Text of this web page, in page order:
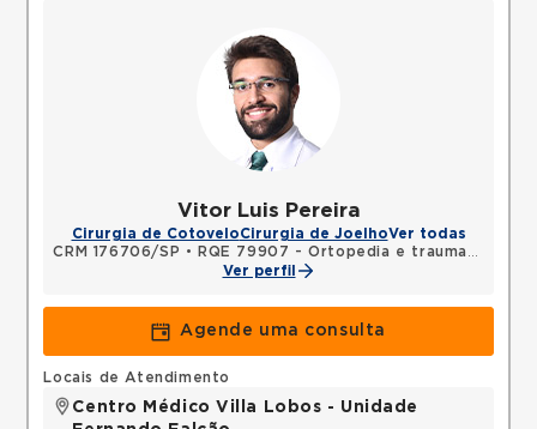
Vitor Luis Pereira
Cirurgia de CotoveloCirurgia de JoelhoVer todas
CRM 176706/SP •
RQE 79907 - Ortopedia e traumatologia
Ver perfil
Agende uma consulta
Locais de Atendimento
Centro Médico Villa Lobos - Unidade